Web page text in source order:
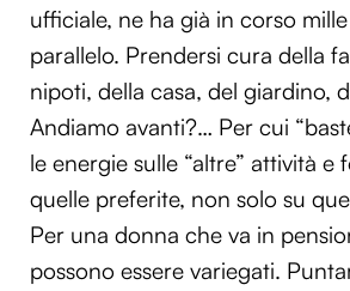
ufficiale, ne ha già in corso
parallelo. Prendersi cura della
nipoti, della casa, del giardino,
Andiamo avanti?… Per cui
le energie sulle “altre” attività e
quelle preferite, non solo su
Per una donna che va in
possono essere variegati.